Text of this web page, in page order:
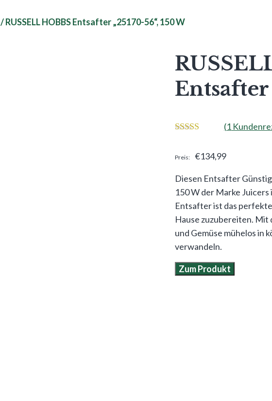
/ RUSSELL HOBBS Entsafter „25170-56“, 150 W
Entsafter
(1
€134,99
Diesen Entsafter
150 W der Marke
Entsafter ist das
Hause zuzubereiten. Mit
und Gemüse mühelos in
verwandeln.
Zum Produkt